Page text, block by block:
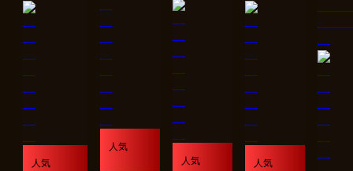
人気
人気
人気 人気